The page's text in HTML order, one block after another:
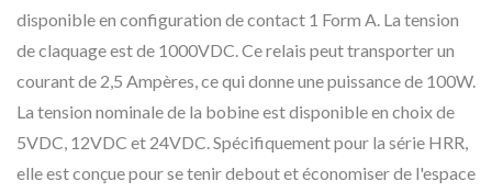
disponible en configuration de contact 1 Form A. La tension
de claquage est de 1000VDC. Ce relais peut transporter un
courant de 2,5 Ampères, ce qui donne une puissance de 100W.
La tension nominale de la bobine est disponible en choix de
5VDC, 12VDC et 24VDC. Spécifiquement pour la série HRR,
elle est conçue pour se tenir debout et économiser de l'espace